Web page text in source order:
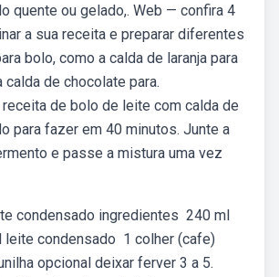
quente ou gelado,. Web — confira 4
a sua receita e preparar diferentes
bolo, como a calda de laranja para
de chocolate para.
de bolo de leite com calda de
para fazer em 40 minutos. Junte a
e passe a mistura uma vez
condensado ingredientes ️ 240 ml
leite condensado ️ 1 colher (cafe)
opcional deixar ferver 3 a 5.